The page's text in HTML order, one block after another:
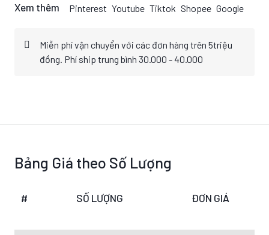
Xem thêm Pinterest Youtube Tiktok Shopee Google
Miễn phí vận chuyển với các đơn hàng trên 5triệu
đồng. Phí ship trung bình 30.000 - 40.000
Bảng Giá theo Số Lượng
# SỐ LƯỢNG ĐƠN GIÁ